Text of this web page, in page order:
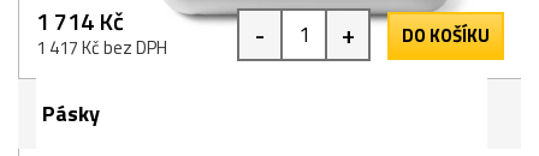
1 714 Kč
1 417 Kč bez DPH - + DO KOŠÍKU
Pásky